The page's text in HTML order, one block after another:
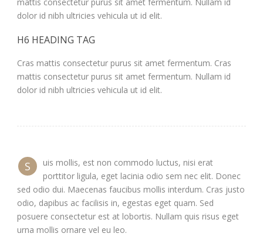
dolor id nibh ultricies vehicula ut id elit.
H6 HEADING TAG
Cras mattis consectetur purus sit amet fermentum. Cras
mattis consectetur purus sit amet fermentum. Nullam id
dolor id nibh ultricies vehicula ut id elit.
S
uis mollis, est non commodo luctus, nisi erat
porttitor ligula, eget lacinia odio sem nec elit. Donec
sed odio dui. Maecenas faucibus mollis interdum. Cras justo
odio, dapibus ac facilisis in, egestas eget quam. Sed
posuere consectetur est at lobortis. Nullam quis risus eget
urna mollis ornare vel eu leo.